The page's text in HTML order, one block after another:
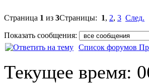
Страница 1 из 3Страницы: 1, 2, 3 След.
Показать сообщения:
Список форумов
Текущее время: